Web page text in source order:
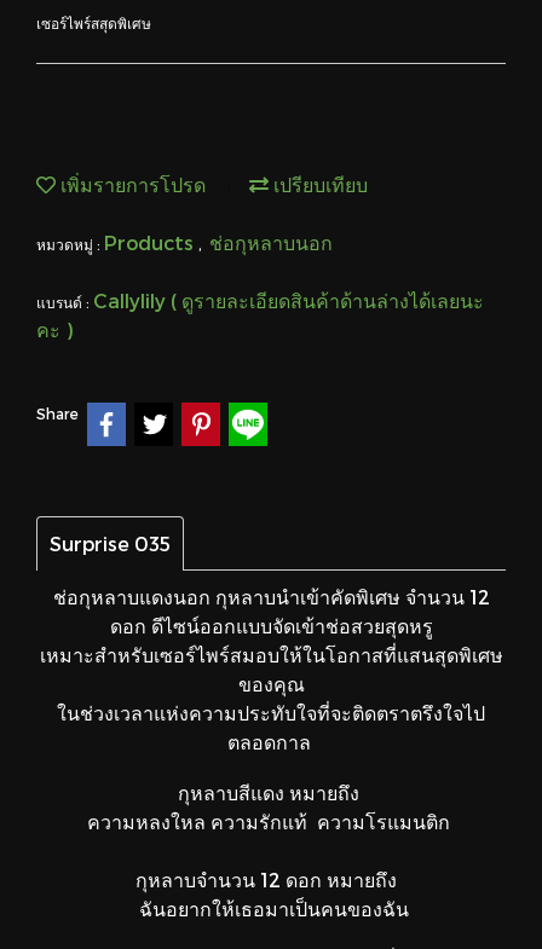
เซอร์ไพร์สสุดพิเศษ
เพิ่มรายการโปรด เปรียบเทียบ
หมวดหมู่ : Products , ช่อกุหลาบนอก
แบรนด์ : Callylily ( ดูรายละเอียดสินค้าด้านล่างได้เลยนะ
คะ )
Share
Surprise 035
ช่อกุหลาบแดงนอก กุหลาบนำเข้าคัดพิเศษ จำนวน 12
ดอก ดีไซน์ออกแบบจัดเข้าช่อสวยสุดหรู
เหมาะสำหรับเซอร์ไพร์สมอบให้ในโอกาสที่แสนสุดพิเศษ
ของคุณ
ในช่วงเวลาแห่งความประทับใจที่จะติดตราตรึงใจไป
ตลอดกาล
กุหลาบสีแดง หมายถึง
ความหลงใหล ความรักแท้ ความโรแมนติก
กุหลาบจำนวน 12 ดอก หมายถึง
ฉันอยากให้เธอมาเป็นคนของฉัน